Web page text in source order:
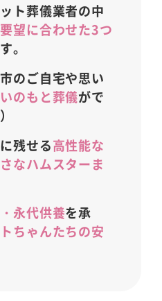
ト葬儀業者の中
望に合わせた3つ
。
のご自宅や思い
のもと葬儀がで
残せる高性能な
なハムスターま
永代供養を承
ちゃんたちの安